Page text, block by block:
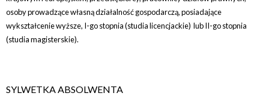
osoby prowadzące własną działalność gospodarczą, posiadające
wykształcenie wyższe, I-go stopnia (studia licencjackie) lub II-go stopnia
(studia magisterskie).
SYLWETKA ABSOLWENTA